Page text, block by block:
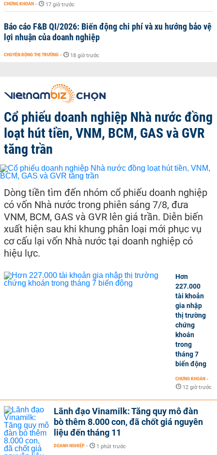
CHỨNG KHOÁN - 17 giờ trước
Báo cáo F&B QI/2026: Biến động chi phí và xu hướng bảo vệ
lợi nhuận của doanh nghiệp
CHUYỂN ĐỘNG THỊ TRƯỜNG - 18 giờ trước
Cổ phiếu doanh nghiệp Nhà nước đồng
loạt hút tiền, VNM, BCM, GAS và GVR
tăng trần
Dòng tiền tìm đến nhóm cổ phiếu doanh nghiệp
có vốn Nhà nước trong phiên sáng 7/8, đưa
VNM, BCM, GAS và GVR lên giá trần. Diễn biến
xuất hiện sau khi khung phân loại mới phục vụ
cơ cấu lại vốn Nhà nước tại doanh nghiệp có
hiệu lực.
Hơn
227.000
tài khoản
gia nhập
thị trường
chứng
khoán
trong
tháng 7
biến động
CHỨNG KHOÁN -
12 giờ trước
Lãnh đạo Vinamilk: Tăng quy mô đàn
bò thêm 8.000 con, đã chốt giá nguyên
liệu đến tháng 11
DOANH NGHIỆP - 1 phút trước